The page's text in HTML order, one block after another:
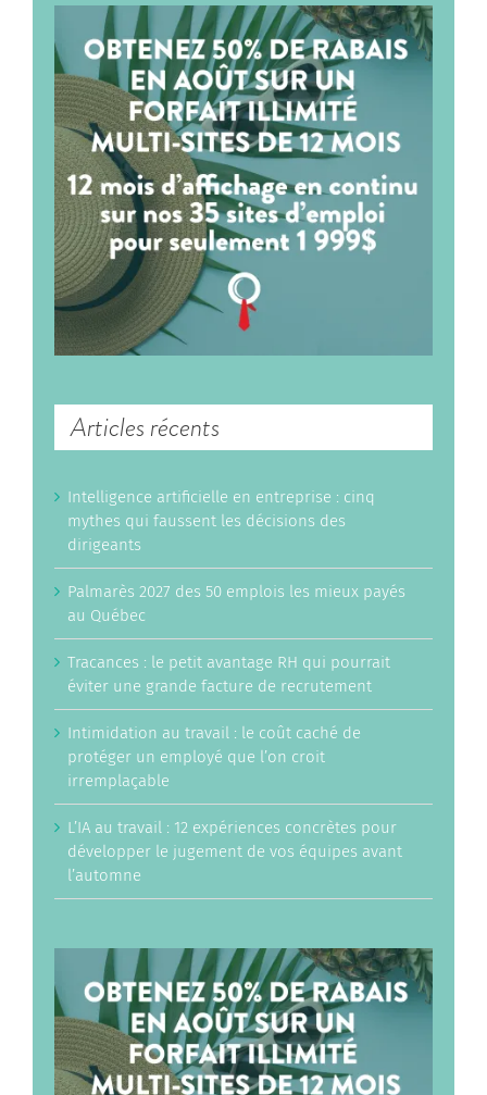
Articles récents
Intelligence artificielle en entreprise : cinq
mythes qui faussent les décisions des
dirigeants
Palmarès 2027 des 50 emplois les mieux payés
au Québec
Tracances : le petit avantage RH qui pourrait
éviter une grande facture de recrutement
Intimidation au travail : le coût caché de
protéger un employé que l’on croit
irremplaçable
L’IA au travail : 12 expériences concrètes pour
développer le jugement de vos équipes avant
l’automne